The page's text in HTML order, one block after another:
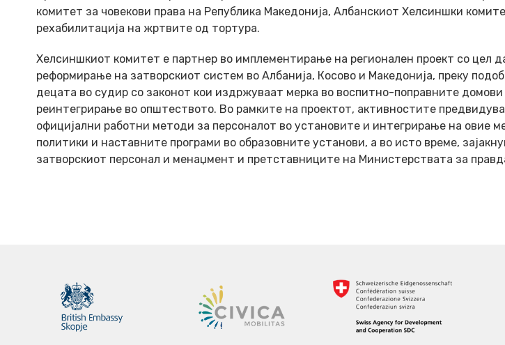
комитет за човекови права на Република Македонија, Албанскиот Хелсиншки
рехабилитација на жртвите од тортура.
Хелсиншкиот комитет е партнер во имплементирање на регионален проект со цел
реформирање на затворскиот систем во Албанија, Косово и Македонија, преку
децата во судир со законот кои издржуваат мерка во воспитно-поправните
реинтегрирање во општеството. Во рамките на проектот, активностите
официјални работни методи за персоналот во установите и интегрирање на овие
политики и наставните програми во образовните установи, а во исто време,
затворскиот персонал и менаџмент и претставниците на Министерствата за